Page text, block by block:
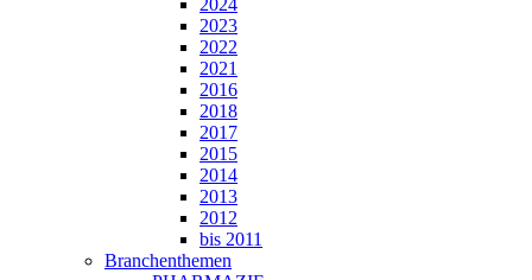
2024
2023
2022
2021
2016
2018
2017
2015
2014
2013
2012
bis 2011
Branchenthemen